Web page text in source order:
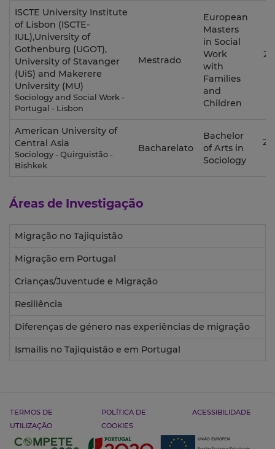
ISCTE University Institute
of Lisbon (ISCTE-
IUL),University of
Gothenburg (UGOT),
University of Stavanger
(UiS) and Makerere
University (MU)
Sociology and Social Work -
Portugal - Lisbon
Mestrado
European
Masters
in Social
Work
with
Families
and
Children
American University of
Central Asia
Sociology - Quirguistão -
Bishkek
Bacharelato
Bachelor
of Arts in
Sociology
Áreas de Investigação
Migração no Tajiquistão
Migração em Portugal
Crianças/Juventude e Migração
Resiliência
Diferenças de género nas experiências de migração
Ismailis no Tajiquistão e em Portugal
TERMOS DE
UTILIZAÇÃO
POLÍTICA DE
COOKIES
ACESSIBILIDADE